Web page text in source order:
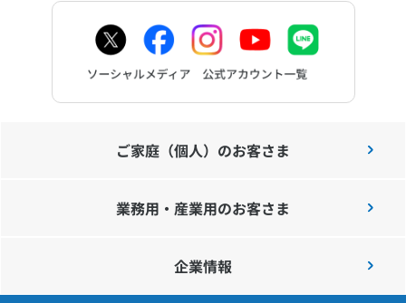
ご家庭（個人）のお客さま
業務用・産業用のお客さま
企業情報